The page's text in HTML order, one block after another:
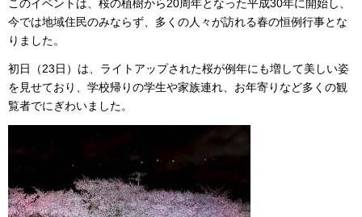
このイベントは、桜の植樹から20周年となった平成30年に開始し、
今では地域住民のみならず、多くの人々が訪れる春の恒例行事とな
りました。
初日（23日）は、 ライトアップされた桜が例年にも増して美しい姿
を見せており、 学校帰りの学生や家族連れ、お年寄りなど多くの観
覧者でにぎわいました。